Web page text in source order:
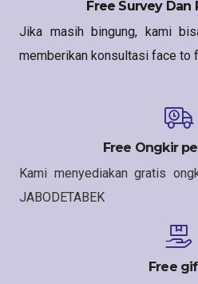
Free Survey Dan
Jika masih bingung, kami
memberikan konsultasi face to
Free Ongkir
Kami menyediakan gratis
JABODETABEK
Free